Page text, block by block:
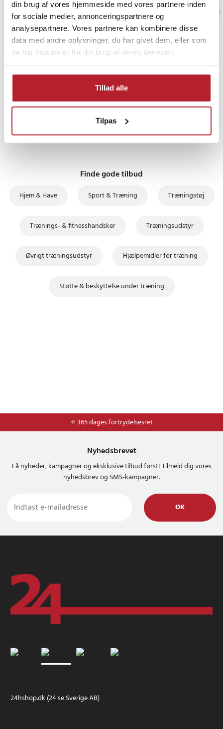
din brug af vores hjemmeside med vores partnere inden
for sociale medier, annonceringspartnere og
analysepartnere. Vores partnere kan kombinere disse
data med andre oplysninger, du har givet dem, eller som
de har indsamlet fra din brug af deres tjenester.
Tillad alle
Tilpas
UDSALG
Finde gode tilbud
Hjem & Have Sport & Træning Træningstøj
Trænings- & fitnesshandsker Træningsudstyr
Øvrigt træningsudstyr Hjælpemidler for træning
Støtte & beskyttelse under træning
⭐ 365 dages fortrydelsesret
⭐ Nem og sikker betaling med mobilepay og dankort
Nyhedsbrevet
Få nyheder, kampagner og eksklusive tilbud først! Tilmeld dig vores
nyhedsbrev og SMS-kampagner.
OK
24hshop.dk (24 se Sverige AB)